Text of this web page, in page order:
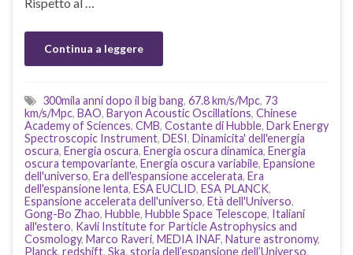
Continua a leggere
300mila anni dopo il big bang, 67.8 km/s/Mpc, 73
km/s/Mpc, BAO, Baryon Acoustic Oscillations, Chinese
Academy of Sciences, CMB, Costante di Hubble, Dark Energy
Spectroscopic Instrument, DESI, Dinamicita' dell'energia
oscura, Energia oscura, Energia oscura dinamica, Energia
oscura tempovariante, Energia oscura variabile, Epansione
dell'universo, Era dell'espansione accelerata, Era
dell'espansione lenta, ESA EUCLID, ESA PLANCK,
Espansione accelerata dell'universo, Età dell'Universo,
Gong-Bo Zhao, Hubble, Hubble Space Telescope, Italiani
all'estero, Kavli Institute for Particle Astrophysics and
Cosmology, Marco Raveri, MEDIA INAF, Nature astronomy,
Planck, redshift, Ska, storia dell’espansione dell’Universo,